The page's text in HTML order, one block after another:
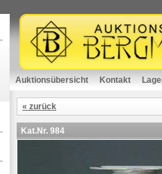
Auktionsübersicht Kontakt
« zurück
Kat.Nr. 984